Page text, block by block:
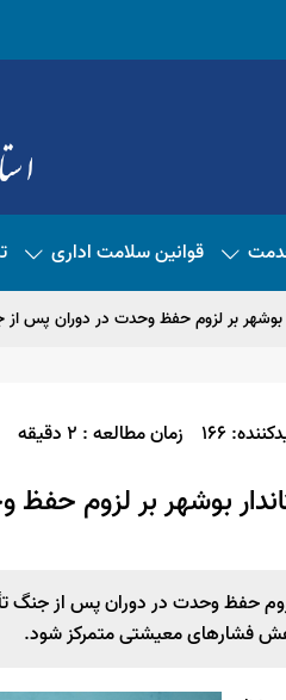
قوانین سلامت اداری
بوشهر بر لزوم حفظ وحدت در دوران پس از
166 زمان مطالعه : 2 دقیقه
بوشهر بر لزوم
حفظ وحدت در دوران پس از جنگ
فشارهای معیشتی متمرکز شود.